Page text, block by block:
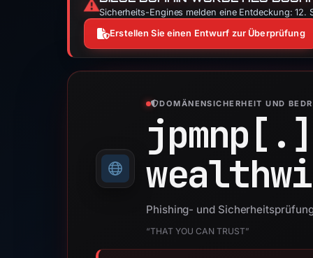
⚠️Sicherheits-Engines melden eine Entdeckung:
Erstellen Sie einen Entwurf zur Überprüfung
DOMÄNENSICHERHEIT UND
jpmnp[.]
Phishing- und
“THAT YOU CAN TRUST”